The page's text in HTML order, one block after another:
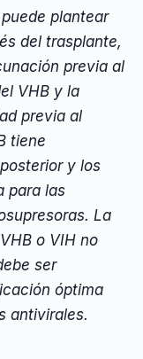
plantear
del trasplante,
previa al
VHB y la
previa al
tiene
y los
para las
La
o VIH no
ser
óptima
antivirales.